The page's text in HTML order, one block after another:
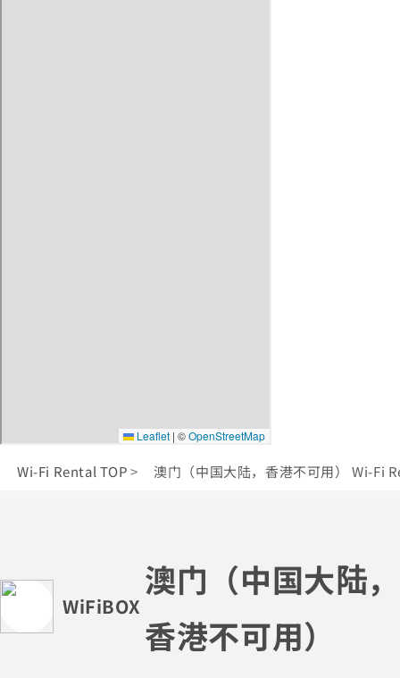
Wi-Fi Rental TOP 澳门（中国大陆，香港不可用） Wi-Fi
WiFiBOX
澳门（中国大陆，
香港不可用）